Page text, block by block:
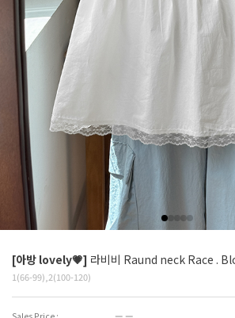
[아방 lovely💗] 라비비 Raund neck Race .
1(66-99),2(100-120)